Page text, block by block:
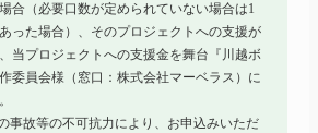
合（必要口数が定められていない場合は1
った場合）、そのプロジェクトへの支援が
当プロジェクトへの支援金を舞台『川越ボ
委員会様（窓口：株式会社マーベラス）に
事故等の不可抗力により、お申込みいただ